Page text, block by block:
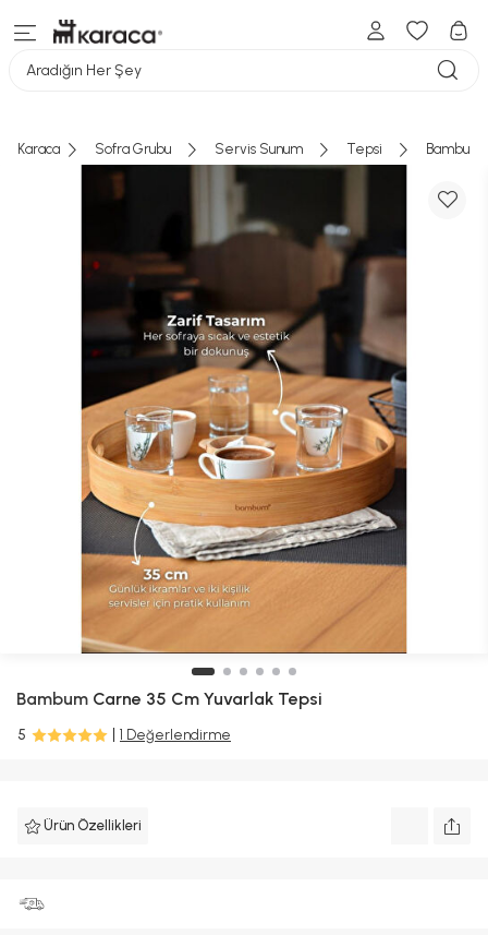
Aradığın Her Şey
Karaca Sofra Grubu Servis Sunum Tepsi Bambum
Bambum Carne 35 Cm Yuvarlak Tepsi
5 1 Değerlendirme
Ürün Özellikleri